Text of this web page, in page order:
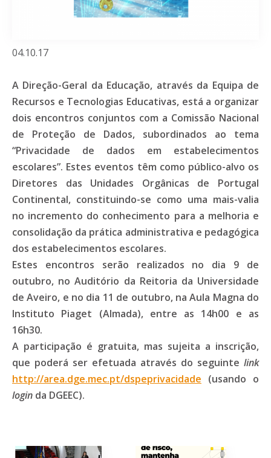
04.10.17
A Direção-Geral da Educação, através da Equipa de
Recursos e Tecnologias Educativas, está a organizar
dois encontros conjuntos com a Comissão Nacional
de Proteção de Dados, subordinados ao tema
“Privacidade de dados em estabelecimentos
escolares”. Estes eventos têm como público-alvo os
Diretores das Unidades Orgânicas de Portugal
Continental, constituindo-se como uma mais-valia
no incremento do conhecimento para a melhoria e
consolidação da prática administrativa e pedagógica
dos estabelecimentos escolares.
Estes encontros serão realizados no dia 9 de
outubro, no Auditório da Reitoria da Universidade
de Aveiro, e no dia 11 de outubro, na Aula Magna do
Instituto Piaget (Almada), entre as 14h00 e as
16h30.
A participação é gratuita, mas sujeita a inscrição,
que poderá ser efetuada através do seguinte link
http://area.dge.mec.pt/dspeprivacidade (usando o
login da DGEEC).